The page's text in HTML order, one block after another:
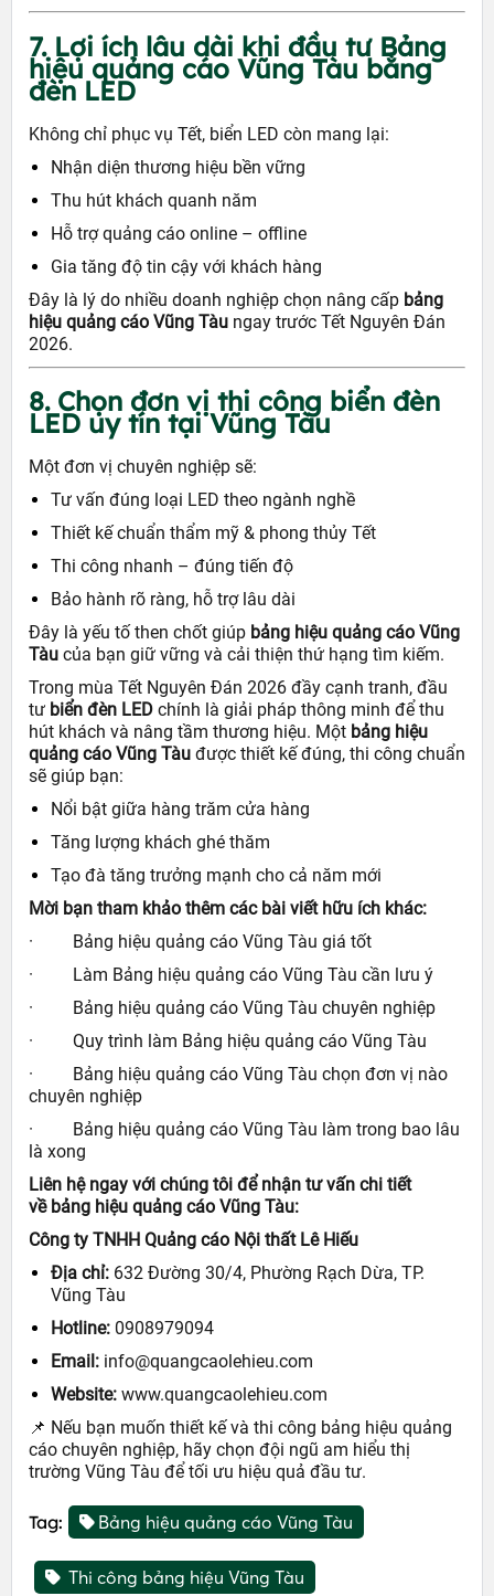
7. Lợi ích lâu dài khi đầu tư Bảng
hiệu quảng cáo Vũng Tàu bằng
đèn LED
Không chỉ phục vụ Tết, biển LED còn mang lại:
Nhận diện thương hiệu bền vững
Thu hút khách quanh năm
Hỗ trợ quảng cáo online – offline
Gia tăng độ tin cậy với khách hàng
Đây là lý do nhiều doanh nghiệp chọn nâng cấp bảng
hiệu quảng cáo Vũng Tàu ngay trước Tết Nguyên Đán
2026.
8. Chọn đơn vị thi công biển đèn
LED uy tín tại Vũng Tàu
Một đơn vị chuyên nghiệp sẽ:
Tư vấn đúng loại LED theo ngành nghề
Thiết kế chuẩn thẩm mỹ & phong thủy Tết
Thi công nhanh – đúng tiến độ
Bảo hành rõ ràng, hỗ trợ lâu dài
Đây là yếu tố then chốt giúp bảng hiệu quảng cáo Vũng
Tàu của bạn giữ vững và cải thiện thứ hạng tìm kiếm.
Trong mùa Tết Nguyên Đán 2026 đầy cạnh tranh, đầu
tư biển đèn LED chính là giải pháp thông minh để thu
hút khách và nâng tầm thương hiệu. Một bảng hiệu
quảng cáo Vũng Tàu được thiết kế đúng, thi công chuẩn
sẽ giúp bạn:
Nổi bật giữa hàng trăm cửa hàng
Tăng lượng khách ghé thăm
Tạo đà tăng trưởng mạnh cho cả năm mới
Mời bạn tham khảo thêm các bài viết hữu ích khác:
·
Bảng hiệu quảng cáo Vũng Tàu giá tốt
·
Làm Bảng hiệu quảng cáo Vũng Tàu cần lưu ý
·
Bảng hiệu quảng cáo Vũng Tàu chuyên nghiệp
· Quy trình làm Bảng hiệu quảng cáo Vũng Tàu
·
Bảng hiệu quảng cáo Vũng Tàu chọn đơn vị nào
chuyên nghiệp
·
Bảng hiệu quảng cáo Vũng Tàu làm trong bao lâu
là xong
Liên hệ ngay với chúng tôi để nhận tư vấn chi tiết
về bảng hiệu quảng cáo Vũng Tàu:
Công ty TNHH Quảng cáo Nội thất Lê Hiếu
Địa chỉ: 632 Đường 30/4, Phường Rạch Dừa, TP.
Vũng Tàu
Hotline: 0908979094
Email: info@quangcaolehieu.com
Website: www.quangcaolehieu.com
📌 Nếu bạn muốn thiết kế và thi công bảng hiệu quảng
cáo chuyên nghiệp, hãy chọn đội ngũ am hiểu thị
trường Vũng Tàu để tối ưu hiệu quả đầu tư.
Tag: Bảng hiệu quảng cáo Vũng Tàu
Thi công bảng hiệu Vũng Tàu